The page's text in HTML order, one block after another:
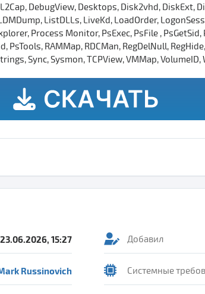
DebugView, Desktops, Disk2vhd, DiskExt,
ListDLLs, LiveKd, LoadOrder,
Process Monitor, PsExec, PsFile ,
RAMMap, RDCMan, RegDelNull,
Sync, Sysmon, TCPView, VMMap,
23.06.2026, 15:27 Добавил
Russinovich Системные